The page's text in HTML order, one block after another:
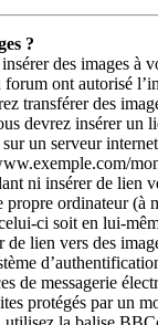
?
des images à
ont autorisé
transférer des
devrez insérer un
sur un serveur
ni insérer de lien
propre ordinateur (à
ci soit en lui-
de lien vers des
de messagerie
protégés par un